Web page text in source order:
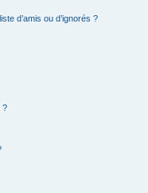
d’amis ou d’ignorés ?
?